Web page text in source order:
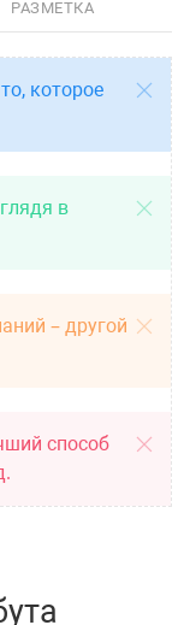
РАЗМЕТКА
которое
в
– другой
способ